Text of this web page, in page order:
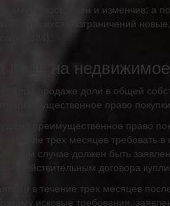
непостоянен и изменчив; а
разграничений
прав на
РФ при продаже доли в общей
преимущественное право
преимущественное право
течение трех месяцев
случае должен быть
недействительным договора
в течение трех месяцев
исковые требования,